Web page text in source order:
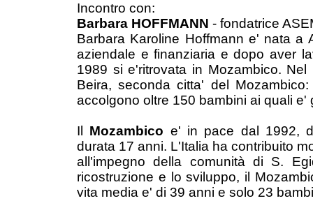
Incontro con:
Barbara HOFFMANN - fondatrice
Barbara Karoline Hoffmann e' nata a
aziendale e finanziaria e dopo aver
1989 si e'ritrovata in Mozambico.
Beira, seconda citta' del
accolgono oltre 150 bambini ai quali
Il Mozambico e' in pace dal 1992,
durata 17 anni. L'Italia ha contribuito
all'impegno della comunità di S.
ricostruzione e lo sviluppo, il
vita media e' di 39 anni e solo 23